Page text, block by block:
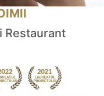
Restaurant